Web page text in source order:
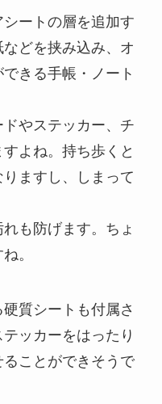
ートの層を追加す
どを挟み込み、オ
きる手帳・ノート
やステッカー、チ
よね。持ち歩くと
ますし、しまって
も防げます。ちょ
。
質シートも付属さ
ッカーをはったり
ことができそうで